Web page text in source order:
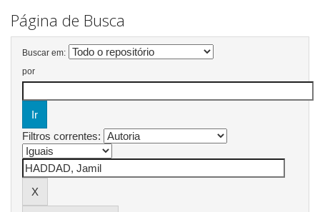
Página de Busca
Buscar em:
por
Filtros correntes: